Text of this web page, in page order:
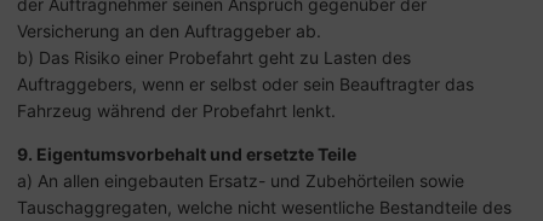
der Auftragnehmer seinen Anspruch gegenüber der
Versicherung an den Auftraggeber ab.
b) Das Risiko einer Probefahrt geht zu Lasten des
Auftraggebers, wenn er selbst oder sein Beauftragter das
Fahrzeug während der Probefahrt lenkt.
9. Eigentumsvorbehalt und ersetzte Teile
a) An allen eingebauten Ersatz- und Zubehörteilen sowie
Tauschaggregaten, welche nicht wesentliche Bestandteile des